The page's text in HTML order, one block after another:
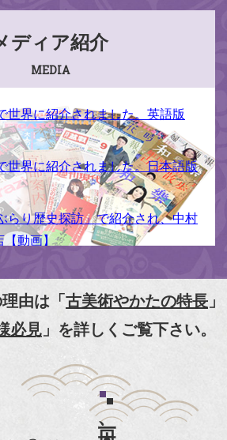
ディア紹介
MEDIA
世界に紹介されました。英語版
世界に紹介されました。日本語版
らり歴史探訪」で紹介され、中村
【動画】
京都で鴨東まちなか美術館を
樋口可南子さんがお店へ！！
古寺散歩』（5月17日発行）
由は「古美術やかたの特長 」
必見 」を詳しくご覧下さい。